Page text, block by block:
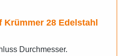
Krümmer 28 Edelstahl
Durchmesser.